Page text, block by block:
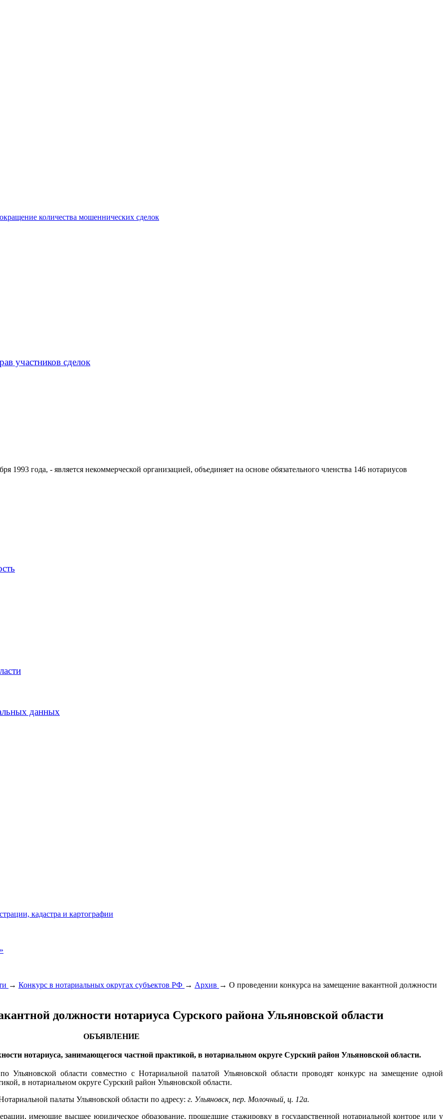
количества мошеннических сделок
участников сделок
1993 года, - является некоммерческой организацией, объединяет на основе обязательного членства 146 нотариусов
данных
кадастра и картографии
→ Конкурс в нотариальных округах субъектов РФ → Архив → О проведении конкурса на замещение вакантной должности
должности нотариуса Сурского района Ульяновской области
ОБЪЯВЛЕНИЕ
нотариуса, занимающегося частной практикой, в нотариальном округе Сурский район Ульяновской области.
Ульяновской области совместно с Нотариальной палатой Ульяновской области проводят конкурс на замещение одной
в нотариальном округе Сурский район Ульяновской области.
палаты Ульяновской области по адресу: г. Ульяновск, пер. Молочный, ц. 12а.
имеющие высшее юридическое образование, прошедшие стажировку в государственной нотариальной конторе или у